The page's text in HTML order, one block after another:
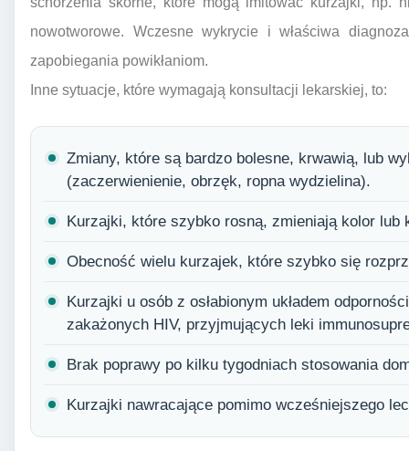
nowotworowe. Wczesne wykrycie i właściwa
zapobiegania powikłaniom.
Inne sytuacje, które wymagają konsultacji lekarskiej, to:
Zmiany, które są bardzo bolesne, krwawią, lub
(zaczerwienienie, obrzęk, ropna wydzielina).
Kurzajki, które szybko rosną, zmieniają kolor lub
Obecność wielu kurzajek, które szybko się
Kurzajki u osób z osłabionym układem
zakażonych HIV, przyjmujących leki
Brak poprawy po kilku tygodniach stosowania
Kurzajki nawracające pomimo wcześniejszego